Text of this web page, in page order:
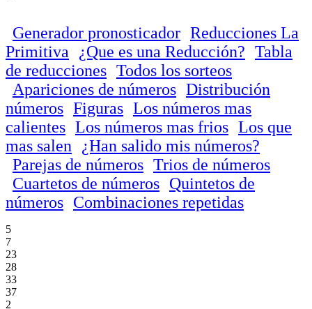
Generador pronosticador Reducciones La
Primitiva
¿Que es una Reducción? Tabla
de reducciones Todos los sorteos
Apariciones de números Distribución
números Figuras Los números mas
calientes Los números mas frios Los que
mas salen
¿Han salido mis números?
Parejas de números Trios de números
Cuartetos de números Quintetos de
números Combinaciones repetidas
5
7
23
28
33
37
2